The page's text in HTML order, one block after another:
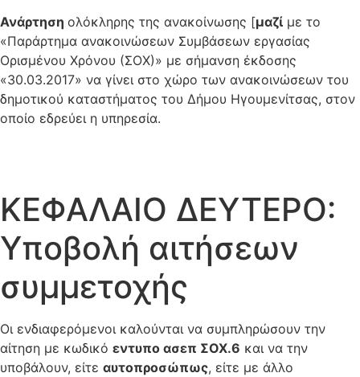
Ανάρτηση ολόκληρης της ανακοίνωσης [μαζί με το
«Παράρτημα ανακοινώσεων Συμβάσεων εργασίας
Ορισμένου Χρόνου (ΣΟΧ)» με σήμανση έκδοσης
«30.03.2017» να γίνει στο χώρο των ανακοινώσεων του
δημοτικού καταστήματος του Δήμου Ηγουμενίτσας, στον
οποίο εδρεύει η υπηρεσία.
ΚΕΦΑΛΑΙΟ ΔΕΥΤΕΡΟ:
Υποβολή αιτήσεων
συμμετοχής
Οι ενδιαφερόμενοι καλούνται να συμπληρώσουν την
αίτηση με κωδικό εντυπο ασεπ ΣΟΧ.6 και να την
υποβάλουν, είτε αυτοπροσώπως, είτε με άλλο